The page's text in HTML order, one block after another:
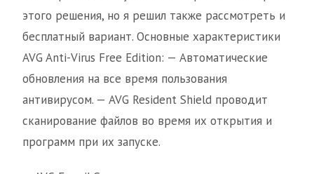
этого решения, но я решил также рассмотреть и
бесплатный вариант. Основные характеристики
AVG Anti-Virus Free Edition: — Автоматические
обновления на все время пользования
антивирусом. — AVG Resident Shield проводит
сканирование файлов во время их открытия и
программ при их запуске.